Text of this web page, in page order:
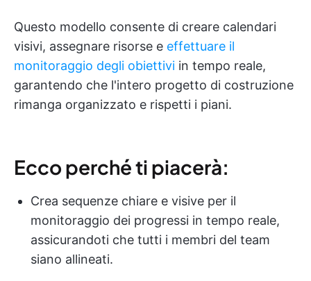
Questo modello consente di creare calendari
visivi, assegnare risorse e effettuare il
monitoraggio degli obiettivi in tempo reale,
garantendo che l'intero progetto di costruzione
rimanga organizzato e rispetti i piani.
Ecco perché ti piacerà:
Crea sequenze chiare e visive per il
monitoraggio dei progressi in tempo reale,
assicurandoti che tutti i membri del team
siano allineati.